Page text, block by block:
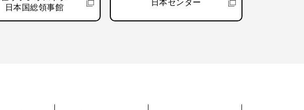
日本国総領事館
日本センター